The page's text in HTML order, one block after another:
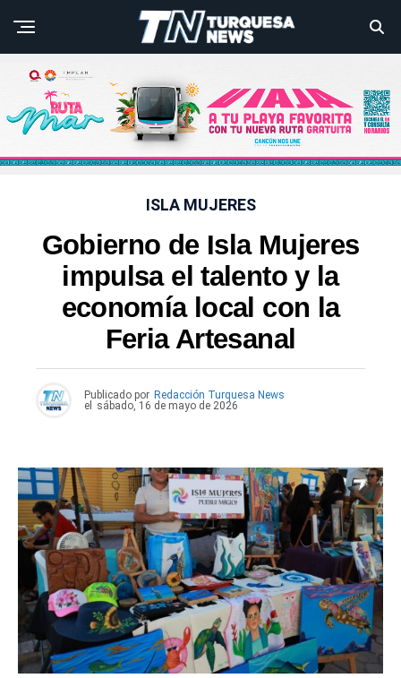
ISLA MUJERES
Gobierno de Isla Mujeres
impulsa el talento y la
economía local con la
Feria Artesanal
Publicado por Redacción Turquesa News
el
sábado, 16 de mayo de 2026